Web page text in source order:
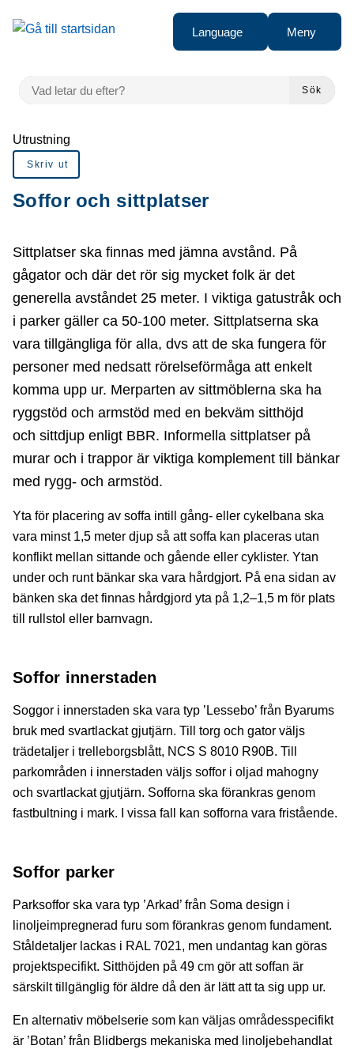
Gå till innehåll
Language Meny
VAD LETAR DU EFTER?
Sök
Du är här:
Utrustning
Skriv ut
Soffor och sittplatser
Sittplatser ska finnas med jämna avstånd. På
gågator och där det rör sig mycket folk är det
generella avståndet 25 meter. I viktiga gatustråk och
i parker gäller ca 50-100 meter. Sittplatserna ska
vara tillgängliga för alla, dvs att de ska fungera för
personer med nedsatt rörelseförmåga att enkelt
komma upp ur. Merparten av sittmöblerna ska ha
ryggstöd och armstöd med en bekväm sitthöjd
och sittdjup enligt BBR. Informella sittplatser på
murar och i trappor är viktiga komplement till bänkar
med rygg- och armstöd.
Yta för placering av soffa intill gång- eller cykelbana ska
vara minst 1,5 meter djup så att soffa kan placeras utan
konflikt mellan sittande och gående eller cyklister. Ytan
under och runt bänkar ska vara hårdgjort. På ena sidan av
bänken ska det finnas hårdgjord yta på 1,2–1,5 m för plats
till rullstol eller barnvagn.
Soffor innerstaden
Soggor i innerstaden ska vara typ ’Lessebo’ från Byarums
bruk med svartlackat gjutjärn. Till torg och gator väljs
trädetaljer i trelleborgsblått, NCS S 8010 R90B. Till
parkområden i innerstaden väljs soffor i oljad mahogny
och svartlackat gjutjärn. Sofforna ska förankras genom
fastbultning i mark. I vissa fall kan sofforna vara fristående.
Soffor parker
Parksoffor ska vara typ ’Arkad’ från Soma design i
linoljeimpregnerad furu som förankras genom fundament.
Ståldetaljer lackas i RAL 7021, men undantag kan göras
projektspecifikt. Sitthöjden på 49 cm gör att soffan är
särskilt tillgänglig för äldre då den är lätt att ta sig upp ur.
En alternativ möbelserie som kan väljas områdesspecifikt
är ’Botan’ från Blidbergs mekaniska med linoljebehandlat